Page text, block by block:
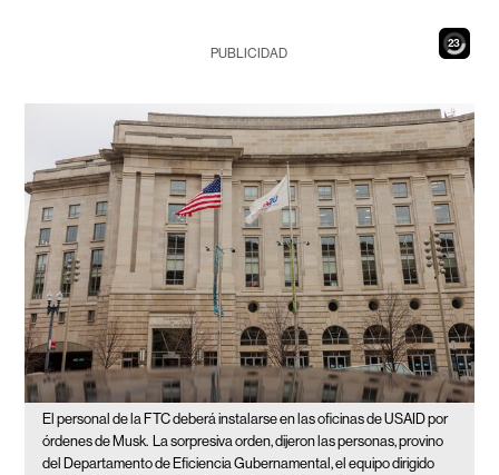
21
PUBLICIDAD
El personal de la FTC deberá instalarse en las oficinas de USAID por
órdenes de Musk.
La sorpresiva orden, dijeron las personas, provino
del Departamento de Eficiencia Gubernamental, el equipo dirigido